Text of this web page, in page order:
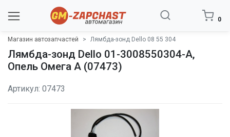
0
Магазин автозапчастей Лямбда-зонд Dello 08 55 304
Лямбда-зонд Dello 01-3008550304-A,
Опель Омега A (07473)
Артикул: 07473